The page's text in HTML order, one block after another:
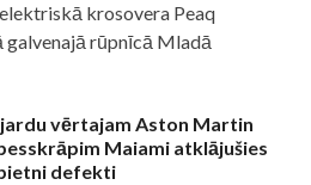
krosovera Peaq
galvenajā rūpnīcā Mladā
vērtajam Aston Martin
Maiami atklājušies
defekti